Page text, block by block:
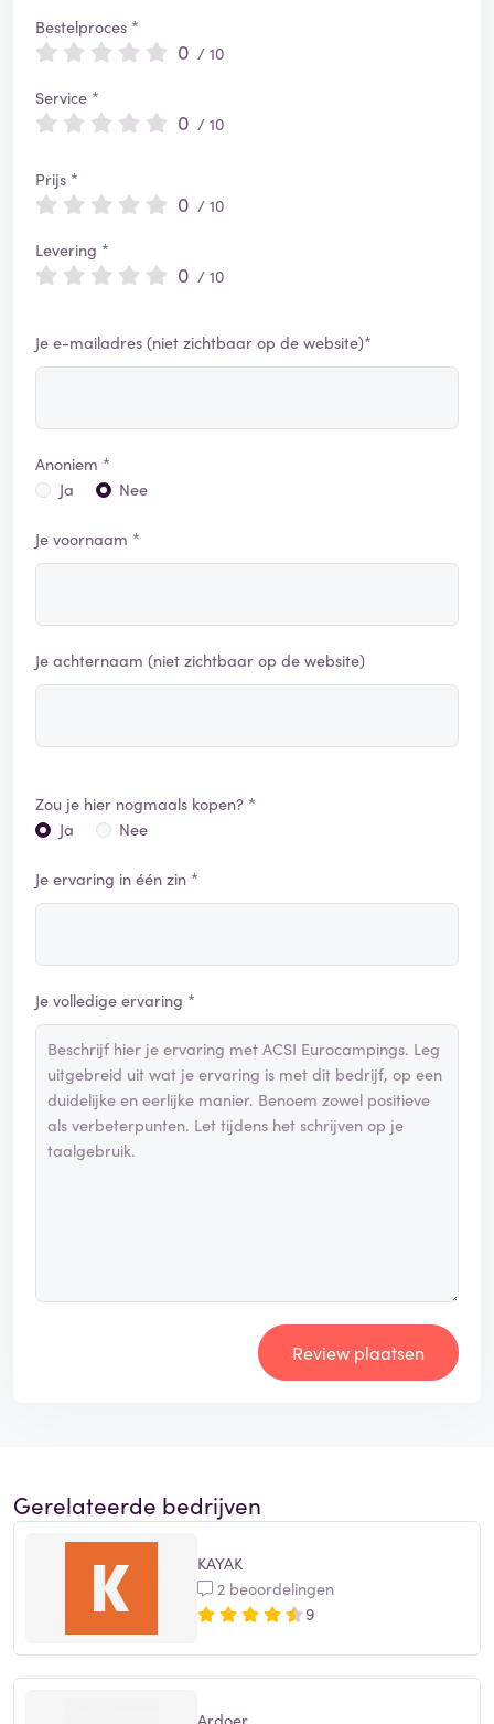
Bestelproces *
0 / 10
Service *
0 / 10
Prijs *
0 / 10
Levering *
0 / 10
Je e-mailadres (niet zichtbaar op de website)*
Anoniem *
Ja
Nee
Je voornaam *
Je achternaam (niet zichtbaar op de website)
Zou je hier nogmaals kopen? *
Ja
Nee
Je ervaring in één zin *
Je volledige ervaring *
Review plaatsen
Gerelateerde bedrijven
KAYAK
2 beoordelingen
9
Ardoer